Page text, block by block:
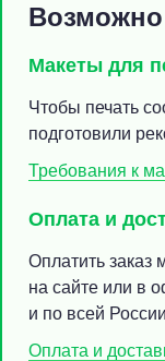
Макеты для
Чтобы печать
подготовили
Требования к
Оплата и
Оплатить заказ
на сайте или в
и по всей
Оплата и